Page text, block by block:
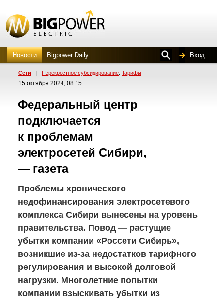
Новости Bigpower Daily Вход
Сети | Перекрестное субсидирование Тарифы
15 октября 2024, 08:15
Федеральный центр
подключается
к проблемам
электросетей Сибири,
— газета
Проблемы хронического
недофинансирования электросетевого
комплекса Сибири вынесены на уровень
правительства. Повод — растущие
убытки компании «Россети Сибирь»,
возникшие из-за недостатков тарифного
регулирования и высокой долговой
нагрузки. Многолетние попытки
компании взыскивать убытки из